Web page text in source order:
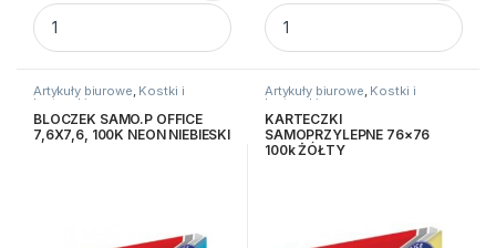
KARTECZKI SAMOPRZYLEPNE 7,6X7,6 100K PASTEL
KARTECZKI
Artykuły biurowe, Kostki i
karteczki
BLOCZEK SAMO.P OFFICE
7,6X7,6, 100K NEON NIEBIESKI
Artykuły biurowe, Kostki i
karteczki
KARTECZKI
SAMOPRZYLEPNE 76×76
100k ŻÓŁTY